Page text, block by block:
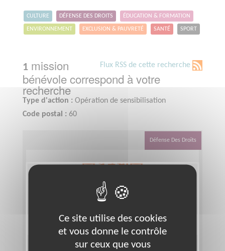
CULTURE DÉFENSE DES DROITS ÉDUCATION & FORMATION
ENVIRONNEMENT EXCLUSION & PAUVRETÉ SANTÉ SPORT
Flux RSS de cette recherche
1 mission
bénévole correspond à votre
recherche
Type d'action : Opération de sensibilisation
Code postal : 60
Défense Des Droits
Ce site utilise des cookies
et vous donne le contrôle
sur ceux que vous